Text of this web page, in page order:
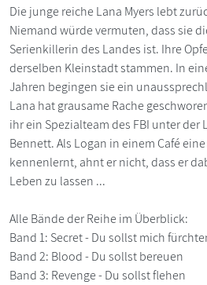
Die junge reiche Lana Myers lebt
Niemand würde vermuten, dass sie
Serienkillerin des Landes ist. Ihre
derselben Kleinstadt stammen. In
Jahren begingen sie ein
Lana hat grausame Rache
ihr ein Spezialteam des FBI unter der
Bennett. Als Logan in einem Café
kennenlernt, ahnt er nicht, dass er
Leben zu lassen ...
Alle Bände der Reihe im Überblick:
Band 1: Secret - Du sollst mich
Band 2: Blood - Du sollst bereuen
Band 3: Revenge - Du sollst flehen